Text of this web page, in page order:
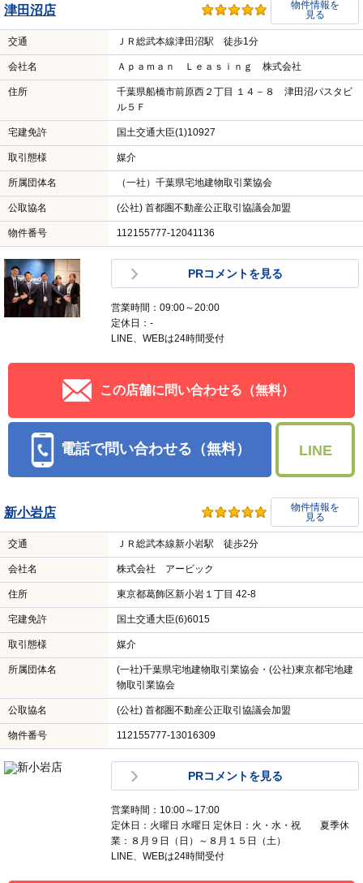
津田沼店
物件情報を
見る
交通 ＪＲ総武本線津田沼駅 徒歩1分
会社名 Ａｐａｍａｎ Ｌｅａｓｉｎｇ 株式会社
住所
千葉県船橋市前原西２丁目 １４－８ 津田沼パスタビ
ル５Ｆ
宅建免許 国土交通大臣(1)10927
取引態様 媒介
所属団体名 （一社）千葉県宅地建物取引業協会
公取協名 (公社) 首都圏不動産公正取引協議会加盟
物件番号 112155777-12041136
PRコメントを見る
営業時間：09:00～20:00
定休日：-
LINE、WEBは24時間受付
この店舗に問い合わせる（無料）
電話で問い合わせる（無料） LINE
新小岩店
物件情報を
見る
交通 ＪＲ総武本線新小岩駅 徒歩2分
会社名 株式会社 アービック
住所 東京都葛飾区新小岩１丁目 42-8
宅建免許 国土交通大臣(6)6015
取引態様 媒介
所属団体名
(一社)千葉県宅地建物取引業協会・(公社)東京都宅地建
物取引業協会
公取協名 (公社) 首都圏不動産公正取引協議会加盟
物件番号 112155777-13016309
PRコメントを見る
営業時間：10:00～17:00
定休日：火曜日 水曜日 定休日：火・水・祝 夏季休
業：８月９日（日）～８月１５日（土）
LINE、WEBは24時間受付